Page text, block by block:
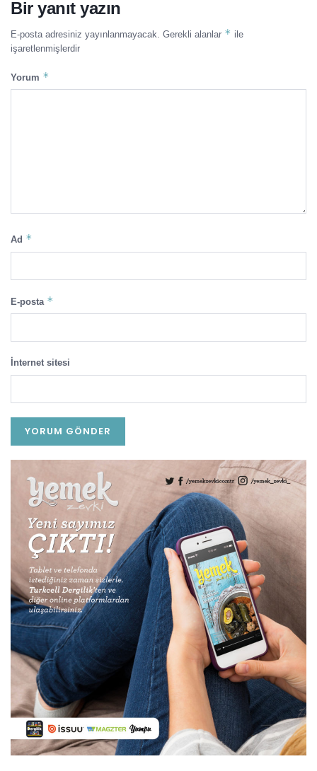
Bir yanıt yazın
E-posta adresiniz yayınlanmayacak. Gerekli alanlar * ile
işaretlenmişlerdir
Yorum *
Ad *
E-posta *
İnternet sitesi